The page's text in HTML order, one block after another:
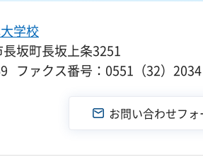
学校
坂町長坂上条3251
ファクス番号：0551（32）2034